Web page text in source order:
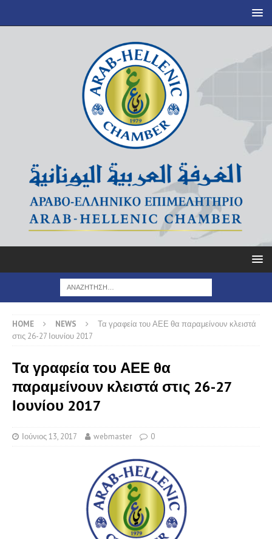
HOME NEWS
Τα γραφεία του ΑΕΕ θα παραμείνουν κλειστά
στις 26-27 Ιουνίου 2017
Τα γραφεία του ΑΕΕ θα
παραμείνουν κλειστά στις 26-27
Ιουνίου 2017
Ιούνιος 13, 2017 webmaster 0